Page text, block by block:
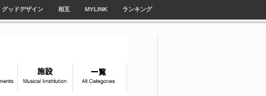
グッドデザイン 相互 MYLINK ランキング